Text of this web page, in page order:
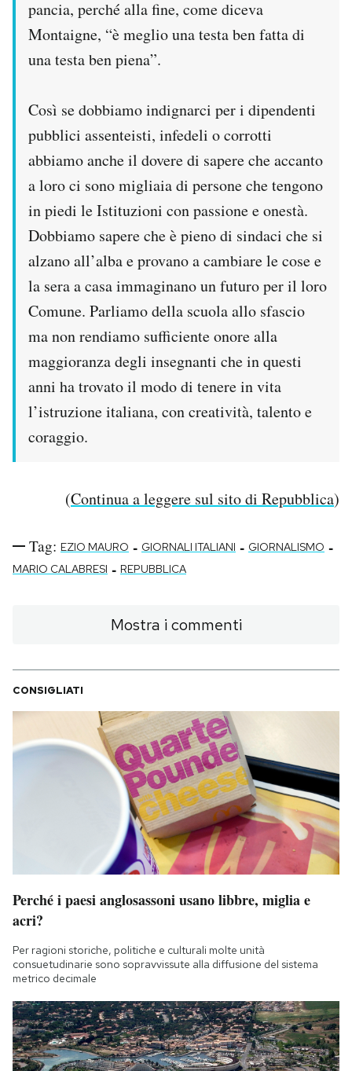
pancia, perché alla fine, come diceva
Montaigne, “è meglio una testa ben fatta di
una testa ben piena”.
Così se dobbiamo indignarci per i dipendenti
pubblici assenteisti, infedeli o corrotti
abbiamo anche il dovere di sapere che accanto
a loro ci sono migliaia di persone che tengono
in piedi le Istituzioni con passione e onestà.
Dobbiamo sapere che è pieno di sindaci che si
alzano all’alba e provano a cambiare le cose e
la sera a casa immaginano un futuro per il loro
Comune. Parliamo della scuola allo sfascio
ma non rendiamo sufficiente onore alla
maggioranza degli insegnanti che in questi
anni ha trovato il modo di tenere in vita
l’istruzione italiana, con creatività, talento e
coraggio.
(Continua a leggere sul sito di Repubblica)
Tag: EZIO MAURO - GIORNALI ITALIANI - GIORNALISMO -
MARIO CALABRESI - REPUBBLICA
Mostra i commenti
CONSIGLIATI
Perché i paesi anglosassoni usano libbre, miglia e
acri?
Per ragioni storiche, politiche e culturali molte unità
consuetudinarie sono sopravvissute alla diffusione del sistema
metrico decimale